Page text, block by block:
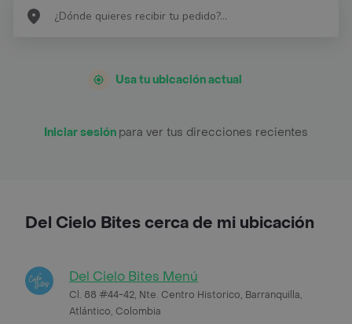
Usa tu ubicación actual
Iniciar sesión para ver tus direcciones recientes
Del Cielo Bites cerca de mi ubicación
Del Cielo Bites Menú
Cl. 88 #44-42, Nte. Centro Historico, Barranquilla,
Atlántico, Colombia